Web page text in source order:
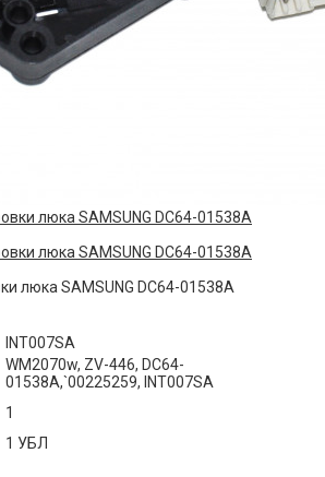
люка SAMSUNG DC64-01538A
INT007SA
WM2070w, ZV-446, DC64-
01538A,`00225259, INT007SA
1
1 УБЛ